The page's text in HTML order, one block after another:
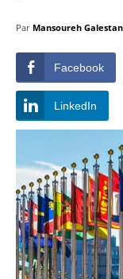
Par Mansoureh Galestan
Facebook
LinkedIn